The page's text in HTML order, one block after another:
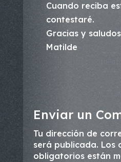
Cuando reciba
contestaré.
Gracias y
Matilde
Enviar un
Tu dirección de
será publicada. Los
obligatorios están